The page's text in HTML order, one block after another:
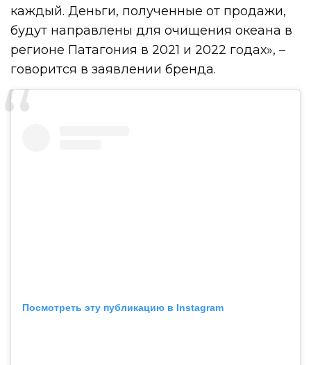
каждый. Деньги, полученные от продажи,
будут направлены для очищения океана в
регионе Патагония в 2021 и 2022 годах», –
говорится в заявлении бренда.
Посмотреть эту публикацию в Instagram